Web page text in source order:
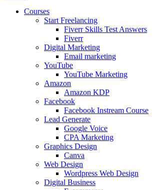
Courses
Start Freelancing
Fiverr Skills Test Answers
Fiverr
Digital Marketing
Email marketing
YouTube
YouTube Marketing
Amazon
Amazon KDP
Facebook
Facebook Instream Course
Lead Generate
Google Voice
CPA Marketing
Graphics Design
Canva
Web Design
Wordpress Web Design
Digital Business